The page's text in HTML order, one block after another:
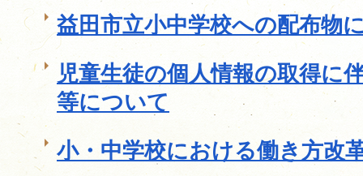
益田市立小中学校への配布物
児童生徒の個人情報の取得に
等について
小・中学校における働き方改